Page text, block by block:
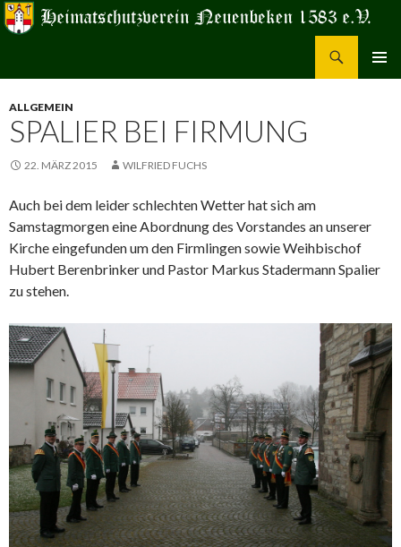
SPRINGEN
ALLGEMEIN
SPALIER BEI FIRMUNG
22. MÄRZ 2015 WILFRIED FUCHS
Auch bei dem leider schlechten Wetter hat sich am
Samstagmorgen eine Abordnung des Vorstandes an unserer
Kirche eingefunden um den Firmlingen sowie Weihbischof
Hubert Berenbrinker und Pastor Markus Stadermann Spalier
zu stehen.